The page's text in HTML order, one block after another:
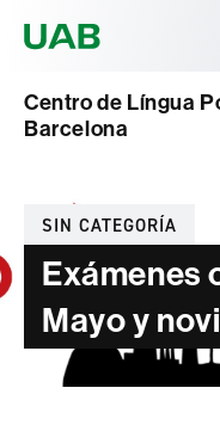
Centro de Língua
Barcelona
Categorías
SIN CATEGORÍA
Exámenes
Mayo y